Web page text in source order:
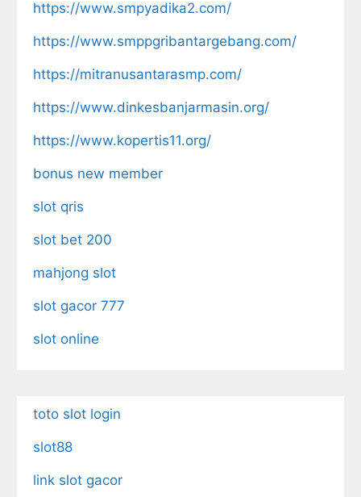
https://www.smpyadika2.com/
https://www.smppgribantargebang.com/
https://mitranusantarasmp.com/
https://www.dinkesbanjarmasin.org/
https://www.kopertis11.org/
bonus new member
slot qris
slot bet 200
mahjong slot
slot gacor 777
slot online
toto slot login
slot88
link slot gacor